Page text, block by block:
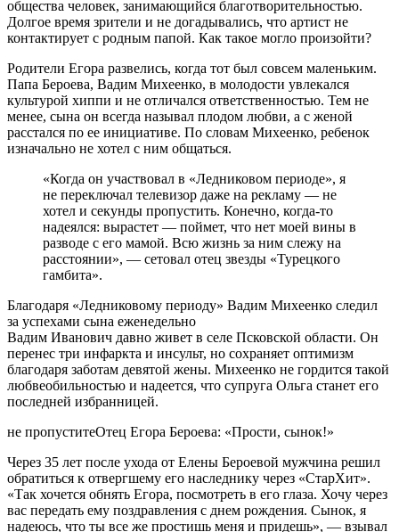
общества человек, занимающийся благотворительностью.
Долгое время зрители и не догадывались, что артист не
контактирует с родным папой. Как такое могло произойти?
Родители Егора развелись, когда тот был совсем маленьким.
Папа Бероева, Вадим Михеенко, в молодости увлекался
культурой хиппи и не отличался ответственностью. Тем не
менее, сына он всегда называл плодом любви, а с женой
расстался по ее инициативе. По словам Михеенко, ребенок
изначально не хотел с ним общаться.
«Когда он участвовал в «Ледниковом периоде», я
не переключал телевизор даже на рекламу — не
хотел и секунды пропустить. Конечно, когда-то
надеялся: вырастет — поймет, что нет моей вины в
разводе с его мамой. Всю жизнь за ним слежу на
расстоянии», — сетовал отец звезды «Турецкого
гамбита».
Благодаря «Ледниковому периоду» Вадим Михеенко следил
за успехами сына еженедельно
Вадим Иванович давно живет в селе Псковской области. Он
перенес три инфаркта и инсульт, но сохраняет оптимизм
благодаря заботам девятой жены. Михеенко не гордится такой
любвеобильностью и надеется, что супруга Ольга станет его
последней избранницей.
не пропуститеОтец Егора Бероева: «Прости, сынок!»
Через 35 лет после ухода от Елены Бероевой мужчина решил
обратиться к отвергшему его наследнику через «СтарХит».
«Так хочется обнять Егора, посмотреть в его глаза. Хочу через
вас передать ему поздравления с днем рождения. Сынок, я
надеюсь, что ты все же простишь меня и придешь», — взывал